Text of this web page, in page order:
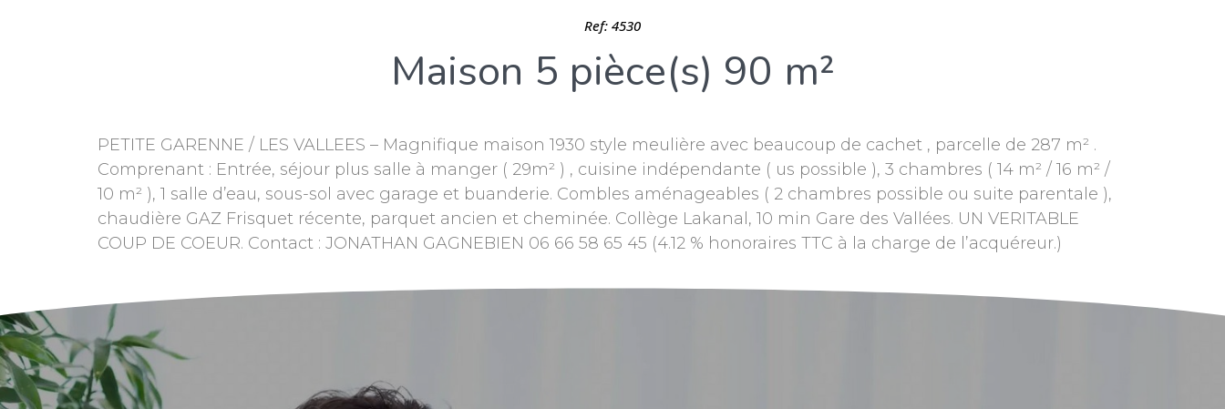
Ref: 4530
Maison 5 pièce(s) 90 m²
PETITE GARENNE / LES VALLEES – Magnifique maison 1930 style meulière avec beaucoup de cachet , parcelle de 287 m² .
Comprenant : Entrée, séjour plus salle à manger ( 29m² ) , cuisine indépendante ( us possible ), 3 chambres ( 14 m² / 16 m² /
10 m² ), 1 salle d’eau, sous-sol avec garage et buanderie. Combles aménageables ( 2 chambres possible ou suite parentale ),
chaudière GAZ Frisquet récente, parquet ancien et cheminée. Collège Lakanal, 10 min Gare des Vallées. UN VERITABLE
COUP DE COEUR. Contact : JONATHAN GAGNEBIEN 06 66 58 65 45 (4.12 % honoraires TTC à la charge de l’acquéreur.)